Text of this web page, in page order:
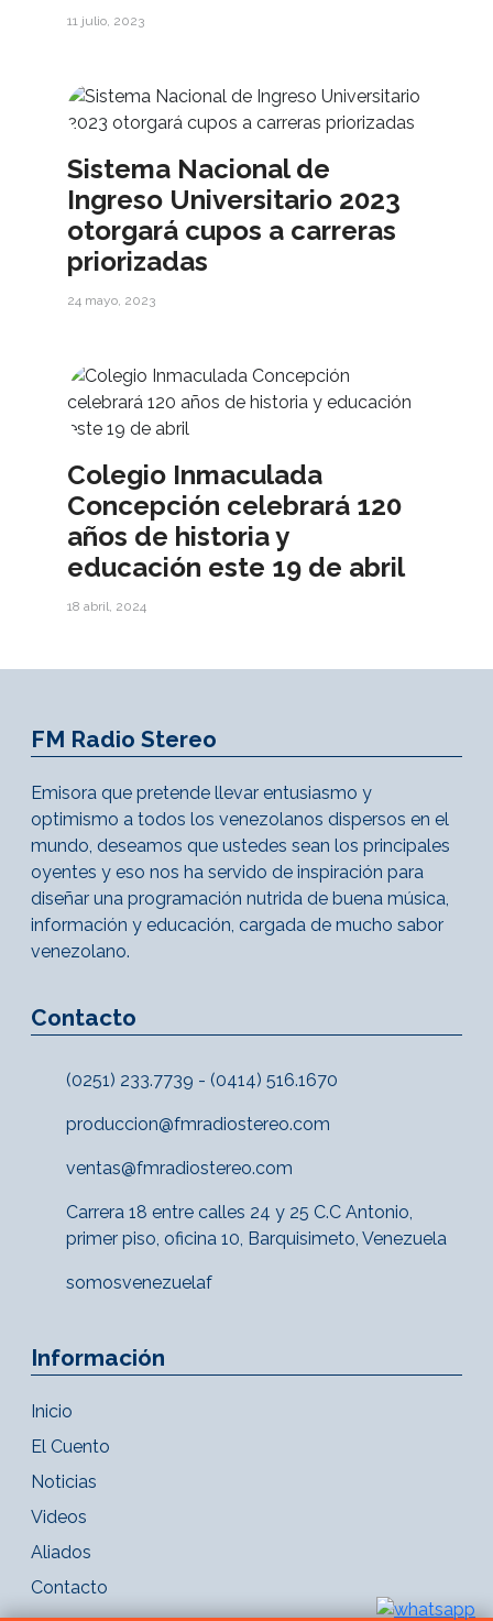
11 julio, 2023
Sistema Nacional de
Ingreso Universitario 2023
otorgará cupos a carreras
priorizadas
24 mayo, 2023
Colegio Inmaculada
Concepción celebrará 120
años de historia y
educación este 19 de abril
18 abril, 2024
FM Radio Stereo
Emisora que pretende llevar entusiasmo y
optimismo a todos los venezolanos dispersos en el
mundo, deseamos que ustedes sean los principales
oyentes y eso nos ha servido de inspiración para
diseñar una programación nutrida de buena música,
información y educación, cargada de mucho sabor
venezolano.
Contacto
(0251) 233.7739 - (0414) 516.1670
produccion@fmradiostereo.com
ventas@fmradiostereo.com
Carrera 18 entre calles 24 y 25 C.C Antonio,
primer piso, oficina 10, Barquisimeto, Venezuela
somosvenezuelaf
Información
Inicio
El Cuento
Noticias
Videos
Aliados
Contacto